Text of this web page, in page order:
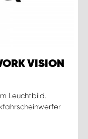
VISION
Leuchtbild.